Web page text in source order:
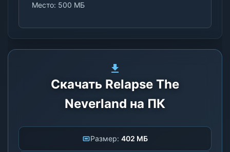
Место: 500 МБ
Скачать Relapse The
Neverland на ПК
Размер: 402 МБ